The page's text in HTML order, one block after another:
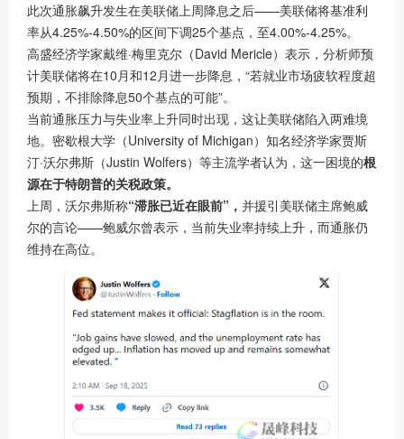
此次通胀飙升发生在美联储上周降息之后——美联储将基准利
率从4.25%-4.50%的区间下调25个基点，至4.00%-4.25%。
高盛经济学家戴维·梅里克尔（David Mericle）表示，分析师预
计美联储将在10月和12月进一步降息，“若就业市场疲软程度超
预期，不排除降息50个基点的可能”。
当前通胀压力与失业率上升同时出现，这让美联储陷入两难境
地。密歇根大学（University of Michigan）知名经济学家贾斯
汀·沃尔弗斯（Justin Wolfers）等主流学者认为，这一困境的根
源在于特朗普的关税政策。
上周，沃尔弗斯称“滞胀已近在眼前”， 并援引美联储主席鲍威
尔的言论——鲍威尔曾表示，当前失业率持续上升，而通胀仍
维持在高位。